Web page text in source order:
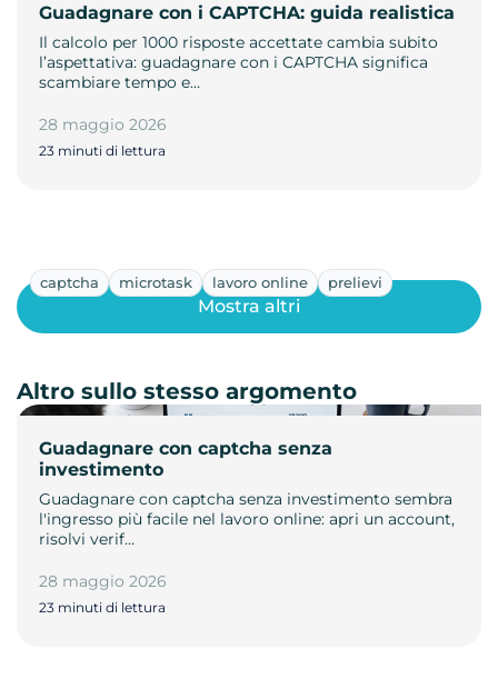
Guadagnare con i CAPTCHA: guida realistica
Il calcolo per 1000 risposte accettate cambia subito
l’aspettativa: guadagnare con i CAPTCHA significa
scambiare tempo e…
28 maggio 2026
23 minuti di lettura
captcha microtask lavoro online prelievi
Guadagnare con captcha senza
investimento
Guadagnare con captcha senza investimento sembra
l'ingresso più facile nel lavoro online: apri un account,
risolvi verif…
28 maggio 2026
23 minuti di lettura
Mostra altri
Altro sullo stesso argomento